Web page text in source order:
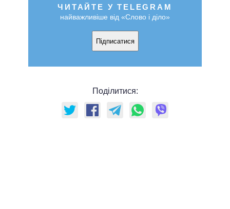
ЧИТАЙТЕ У TELEGRAM
найважливіше від «Слово і діло»
Підписатися
Поділитися: